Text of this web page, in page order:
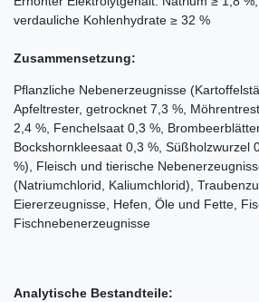
verdauliche Kohlenhydrate ≥ 32 %
Zusammensetzung:
Pflanzliche Nebenerzeugnisse
Apfeltrester, getrocknet 7,3 %,
2,4 %, Fenchelsaat 0,3 %,
Bockshornkleesaat 0,3 %, Süßholzwurzel
%), Fleisch und tierische
(Natriumchlorid, Kaliumchlorid),
Eiererzeugnisse, Hefen, Öle und Fette,
Fischnebenerzeugnisse
Analytische Bestandteile: